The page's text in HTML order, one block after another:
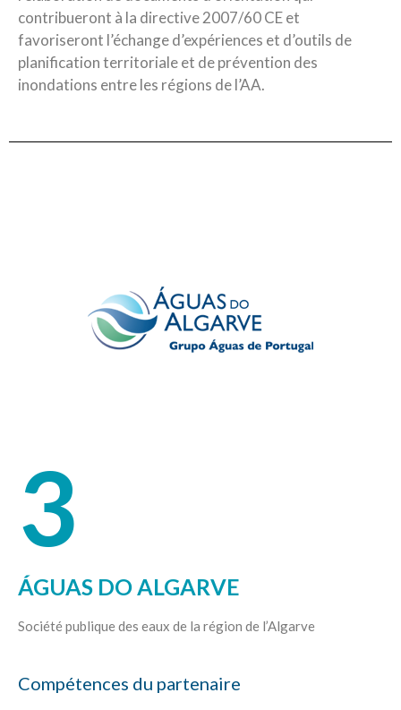
contribueront à la directive 2007/60 CE et
favoriseront l’échange d’expériences et d’outils de
planification territoriale et de prévention des
inondations entre les régions de l’AA.
3
ÁGUAS DO ALGARVE
Société publique des eaux de la région de l’Algarve
Compétences du partenaire